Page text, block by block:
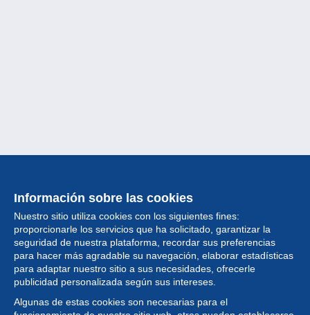
Información sobre las cookies
Nuestro sitio utiliza cookies con los siguientes fines:
proporcionarle los servicios que ha solicitado, garantizar la
seguridad de nuestra plataforma, recordar sus preferencias
para hacer más agradable su navegación, elaborar estadísticas
para adaptar nuestro sitio a sus necesidades, ofrecerle
publicidad personalizada según sus intereses.
Algunas de estas cookies son necesarias para el
Colección
Noticias